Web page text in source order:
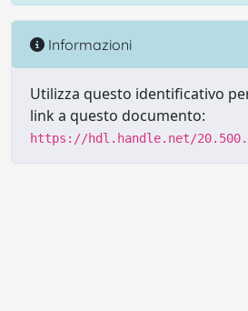
Informazioni
Utilizza questo identificativo
link a questo documento:
https://hdl.handle.net/